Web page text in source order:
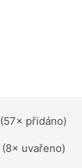
(57× přidáno)
(8× uvařeno)